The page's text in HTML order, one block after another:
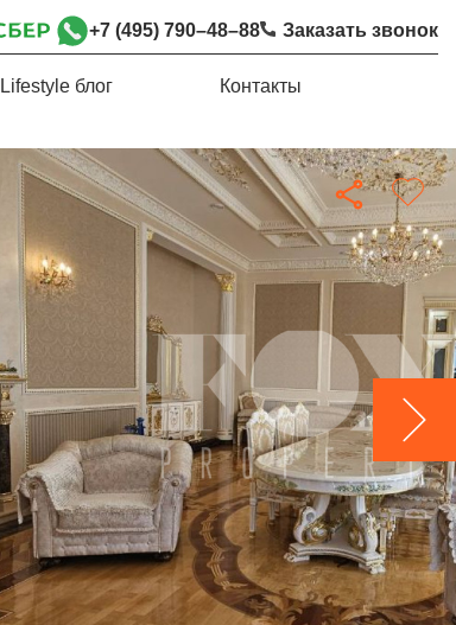
+7 (495) 790–48–88 Заказать звонок
Lifestyle блог Контакты